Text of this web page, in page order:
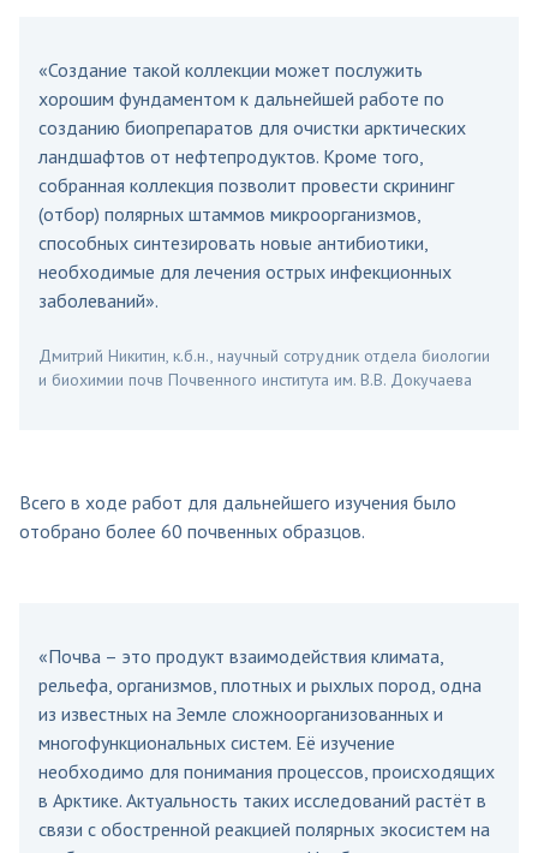
«Создание такой коллекции может послужить
хорошим фундаментом к дальнейшей работе по
созданию биопрепаратов для очистки арктических
ландшафтов от нефтепродуктов. Кроме того,
собранная коллекция позволит провести скрининг
(отбор) полярных штаммов микроорганизмов,
способных синтезировать новые антибиотики,
необходимые для лечения острых инфекционных
заболеваний».
Дмитрий Никитин, к.б.н., научный сотрудник отдела биологии
и биохимии почв Почвенного института им. В.В. Докучаева
Всего в ходе работ для дальнейшего изучения было
отобрано более 60 почвенных образцов.
«Почва – это продукт взаимодействия климата,
рельефа, организмов, плотных и рыхлых пород, одна
из известных на Земле сложноорганизованных и
многофункциональных систем. Её изучение
необходимо для понимания процессов, происходящих
в Арктике. Актуальность таких исследований растёт в
связи с обостренной реакцией полярных экосистем на